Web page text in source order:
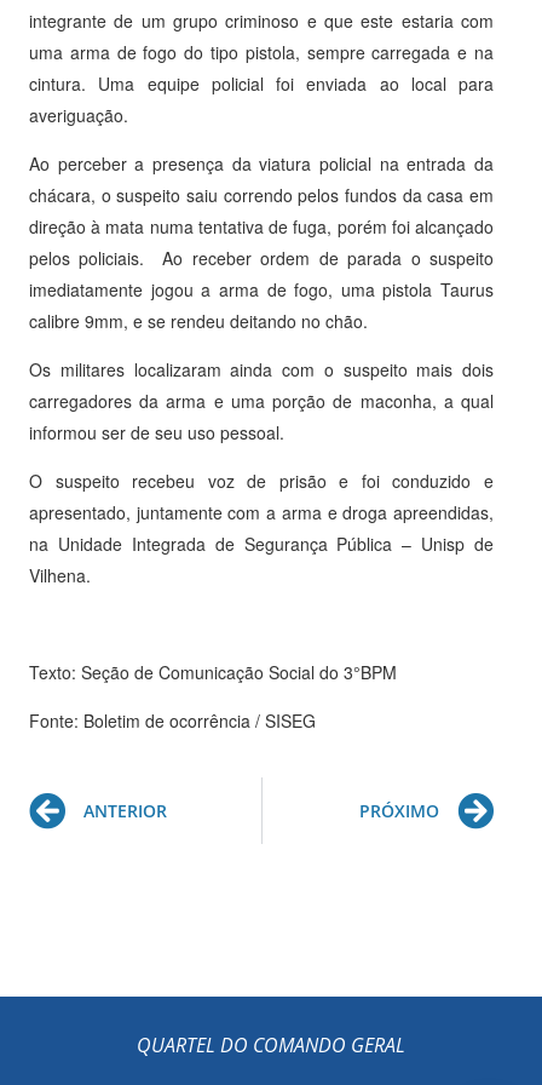
integrante de um grupo criminoso e que este estaria com
uma arma de fogo do tipo pistola, sempre carregada e na
cintura. Uma equipe policial foi enviada ao local para
averiguação.
Ao perceber a presença da viatura policial na entrada da
chácara, o suspeito saiu correndo pelos fundos da casa em
direção à mata numa tentativa de fuga, porém foi alcançado
pelos policiais. Ao receber ordem de parada o suspeito
imediatamente jogou a arma de fogo, uma pistola Taurus
calibre 9mm, e se rendeu deitando no chão.
Os militares localizaram ainda com o suspeito mais dois
carregadores da arma e uma porção de maconha, a qual
informou ser de seu uso pessoal.
O suspeito recebeu voz de prisão e foi conduzido e
apresentado, juntamente com a arma e droga apreendidas,
na Unidade Integrada de Segurança Pública – Unisp de
Vilhena.
Texto: Seção de Comunicação Social do 3°BPM
Fonte: Boletim de ocorrência / SISEG
Prev
ANTERIOR PRÓXIMO
QUARTEL DO COMANDO GERAL